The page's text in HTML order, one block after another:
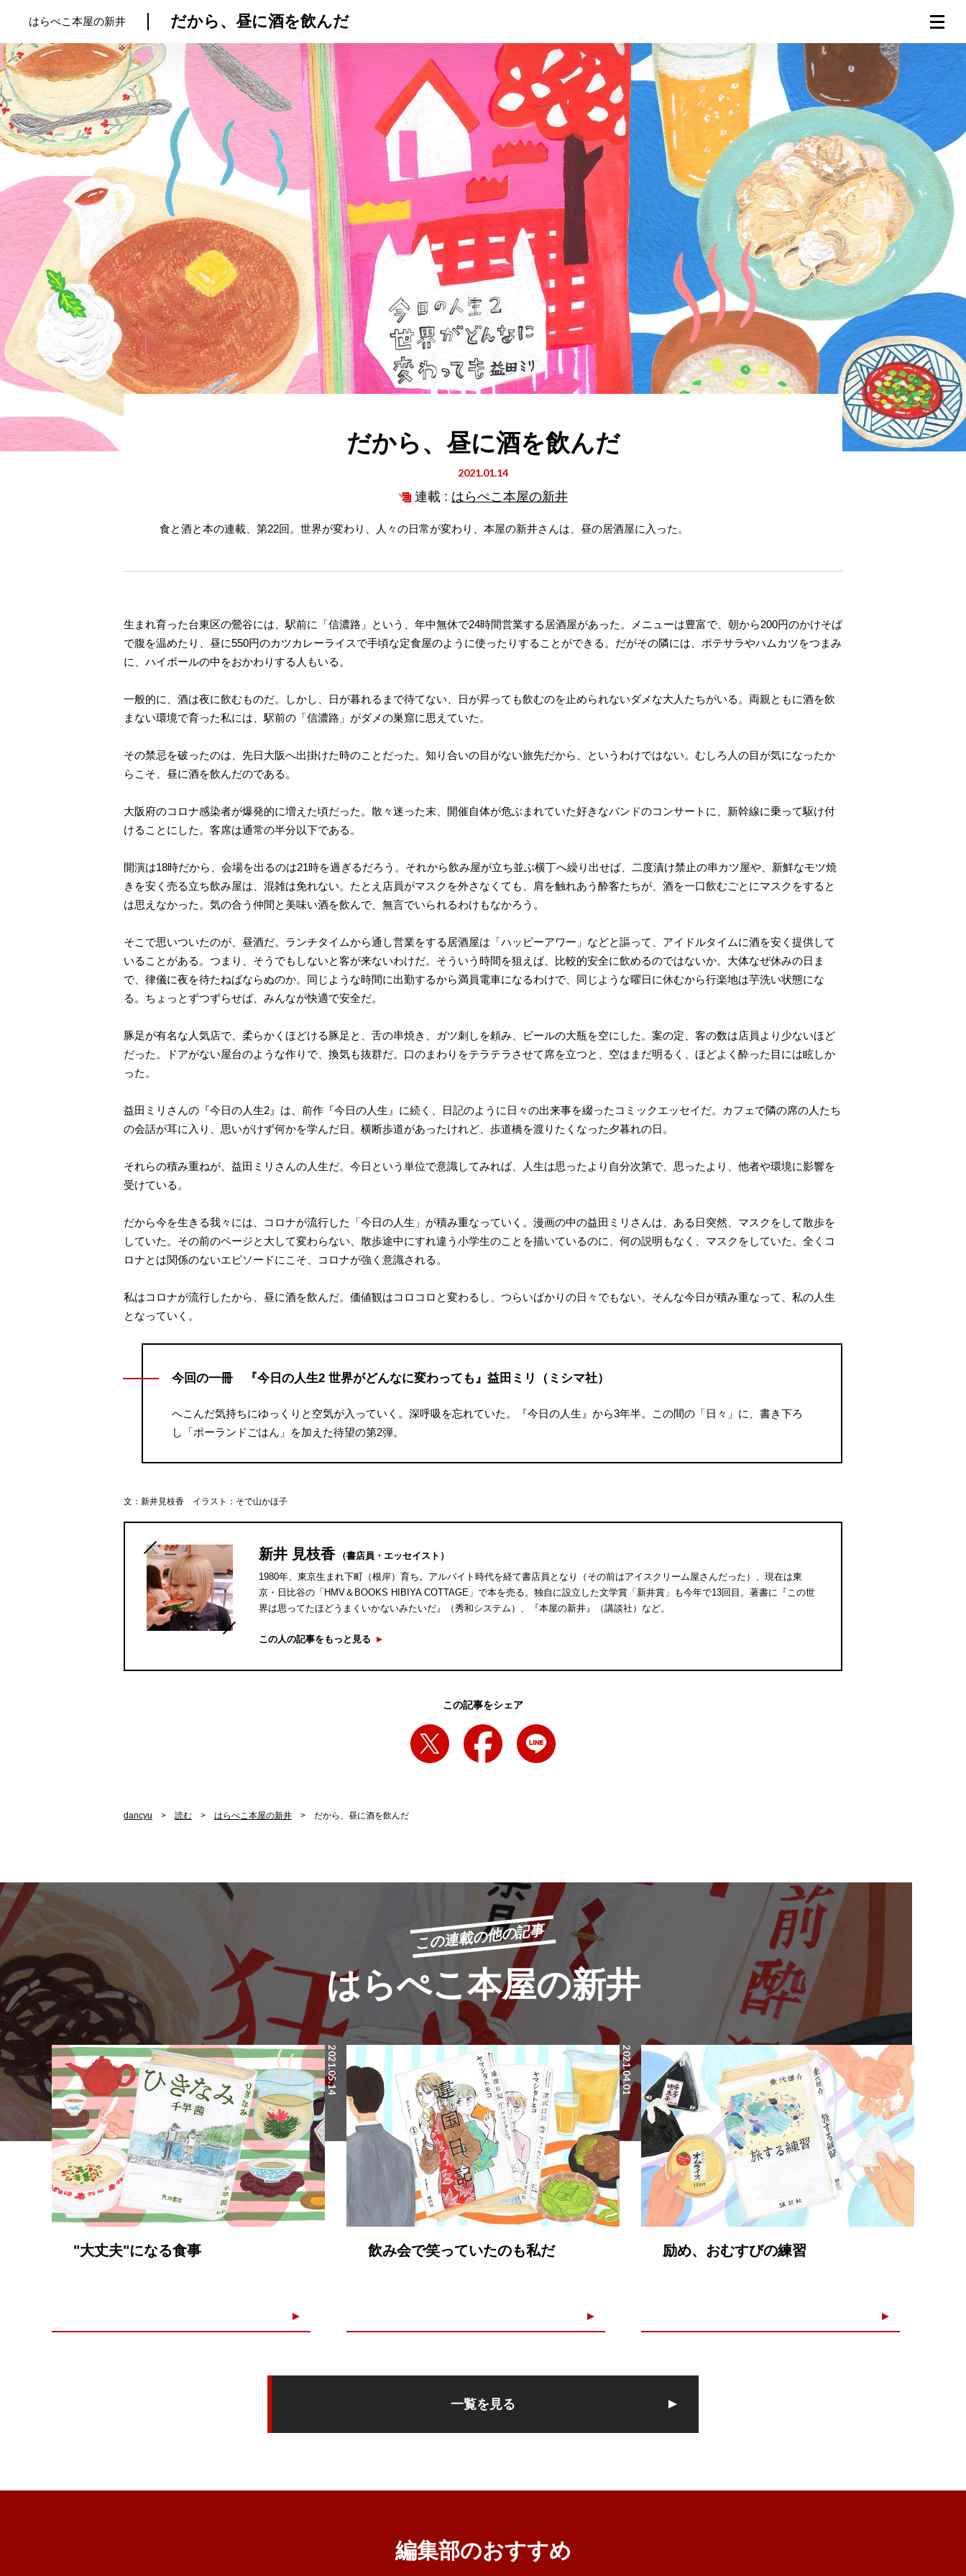
トップ
はらぺこ本屋の新井 だから、昼に酒を飲んだ
だから、昼に酒を飲んだ
2021.01.14
連載 : はらぺこ本屋の新井
食と酒と本の連載、第22回。世界が変わり、人々の日常が変わり、本屋の新井さんは、昼の居酒屋に入った。
生まれ育った台東区の鶯谷には、駅前に「信濃路」という、年中無休で24時間営業する居酒屋があった。メニューは豊富で、朝から200円のかけそば
で腹を温めたり、昼に550円のカツカレーライスで手頃な定食屋のように使ったりすることができる。だがその隣には、ポテサラやハムカツをつまみ
に、ハイボールの中をおかわりする人もいる。
一般的に、酒は夜に飲むものだ。しかし、日が暮れるまで待てない、日が昇っても飲むのを止められないダメな大人たちがいる。両親ともに酒を飲
まない環境で育った私には、駅前の「信濃路」がダメの巣窟に思えていた。
その禁忌を破ったのは、先日大阪へ出掛けた時のことだった。知り合いの目がない旅先だから、というわけではない。むしろ人の目が気になったか
らこそ、昼に酒を飲んだのである。
大阪府のコロナ感染者が爆発的に増えた頃だった。散々迷った末、開催自体が危ぶまれていた好きなバンドのコンサートに、新幹線に乗って駆け付
けることにした。客席は通常の半分以下である。
開演は18時だから、会場を出るのは21時を過ぎるだろう。それから飲み屋が立ち並ぶ横丁へ繰り出せば、二度漬け禁止の串カツ屋や、新鮮なモツ焼
きを安く売る立ち飲み屋は、混雑は免れない。たとえ店員がマスクを外さなくても、肩を触れあう酔客たちが、酒を一口飲むごとにマスクをすると
は思えなかった。気の合う仲間と美味い酒を飲んで、無言でいられるわけもなかろう。
そこで思いついたのが、昼酒だ。ランチタイムから通し営業をする居酒屋は「ハッピーアワー」などと謳って、アイドルタイムに酒を安く提供して
いることがある。つまり、そうでもしないと客が来ないわけだ。そういう時間を狙えば、比較的安全に飲めるのではないか。大体なぜ休みの日ま
で、律儀に夜を待たねばならぬのか。同じような時間に出勤するから満員電車になるわけで、同じような曜日に休むから行楽地は芋洗い状態にな
る。ちょっとずつずらせば、みんなが快適で安全だ。
豚足が有名な人気店で、柔らかくほどける豚足と、舌の串焼き、ガツ刺しを頼み、ビールの大瓶を空にした。案の定、客の数は店員より少ないほど
だった。ドアがない屋台のような作りで、換気も抜群だ。口のまわりをテラテラさせて席を立つと、空はまだ明るく、ほどよく酔った目には眩しか
った。
益田ミリさんの『今日の人生2』は、前作『今日の人生』に続く、日記のように日々の出来事を綴ったコミックエッセイだ。カフェで隣の席の人たち
の会話が耳に入り、思いがけず何かを学んだ日。横断歩道があったけれど、歩道橋を渡りたくなった夕暮れの日。
それらの積み重ねが、益田ミリさんの人生だ。今日という単位で意識してみれば、人生は思ったより自分次第で、思ったより、他者や環境に影響を
受けている。
だから今を生きる我々には、コロナが流行した「今日の人生」が積み重なっていく。漫画の中の益田ミリさんは、ある日突然、マスクをして散歩を
していた。その前のページと大して変わらない、散歩途中にすれ違う小学生のことを描いているのに、何の説明もなく、マスクをしていた。全くコ
ロナとは関係のないエピソードにこそ、コロナが強く意識される。
私はコロナが流行したから、昼に酒を飲んだ。価値観はコロコロと変わるし、つらいばかりの日々でもない。そんな今日が積み重なって、私の人生
となっていく。
今回の一冊 『今日の人生2 世界がどんなに変わっても』益田ミリ（ミシマ社）
へこんだ気持ちにゆっくりと空気が入っていく。深呼吸を忘れていた。『今日の人生』から3年半。この間の「日々」に、書き下ろ
し「ポーランドごはん」を加えた待望の第2弾。
文：新井見枝香 イラスト：そで山かほ子
新井 見枝香
（書店員・エッセイスト）
1980年、東京生まれ下町（根岸）育ち。アルバイト時代を経て書店員となり（その前はアイスクリーム屋さんだった）、現在は東
京・日比谷の「HMV＆BOOKS HIBIYA COTTAGE」で本を売る。独自に設立した文学賞「新井賞」も今年で13回目。著書に『この世
界は思ってたほどうまくいかないみたいだ』（秀和システム）、『本屋の新井』（講談社）など。
この人の記事をもっと見る
この記事をシェア
dancyu 読む はらぺこ本屋の新井 だから、昼に酒を飲んだ
この連載の他の記事
はらぺこ本屋の新井
2021.05.14
"大丈夫"になる食事
2021.04.01
飲み会で笑っていたのも私だ 励め、おむすびの練習
一覧を見る
編集部のおすすめ